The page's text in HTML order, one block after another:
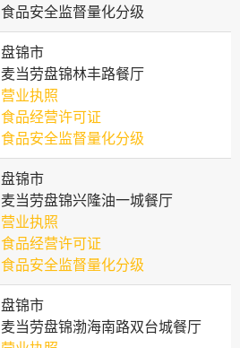
食品安全监督量化分级
盘锦市
麦当劳盘锦林丰路餐厅
营业执照
食品经营许可证
食品安全监督量化分级
盘锦市
麦当劳盘锦兴隆油一城餐厅
营业执照
食品经营许可证
食品安全监督量化分级
盘锦市
麦当劳盘锦渤海南路双台城餐厅